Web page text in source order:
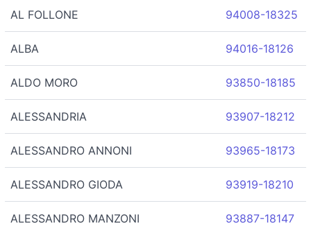
AL FOLLONE 94008-18325
ALBA 94016-18126
ALDO MORO 93850-18185
ALESSANDRIA 93907-18212
ALESSANDRO ANNONI 93965-18173
ALESSANDRO GIODA 93919-18210
ALESSANDRO MANZONI 93887-18147